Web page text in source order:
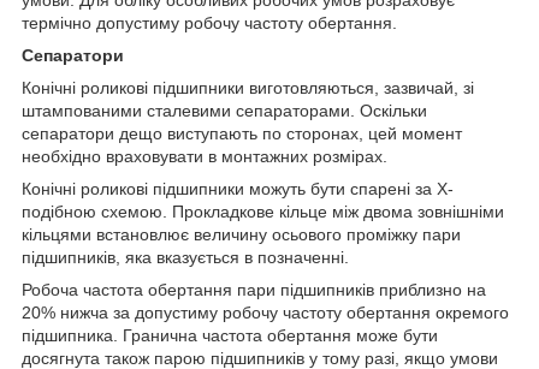
термічно допустиму робочу частоту обертання.
Сепаратори
Конічні роликові підшипники виготовляються, зазвичай, зі
штампованими сталевими сепараторами. Оскільки
сепаратори дещо виступають по сторонах, цей момент
необхідно враховувати в монтажних розмірах.
Конічні роликові підшипники можуть бути спарені за Х-
подібною схемою. Прокладкове кільце між двома зовнішніми
кільцями встановлює величину осьового проміжку пари
підшипників, яка вказується в позначенні.
Робоча частота обертання пари підшипників приблизно на
20% нижча за допустиму робочу частоту обертання окремого
підшипника. Гранична частота обертання може бути
досягнута також парою підшипників у тому разі, якщо умови